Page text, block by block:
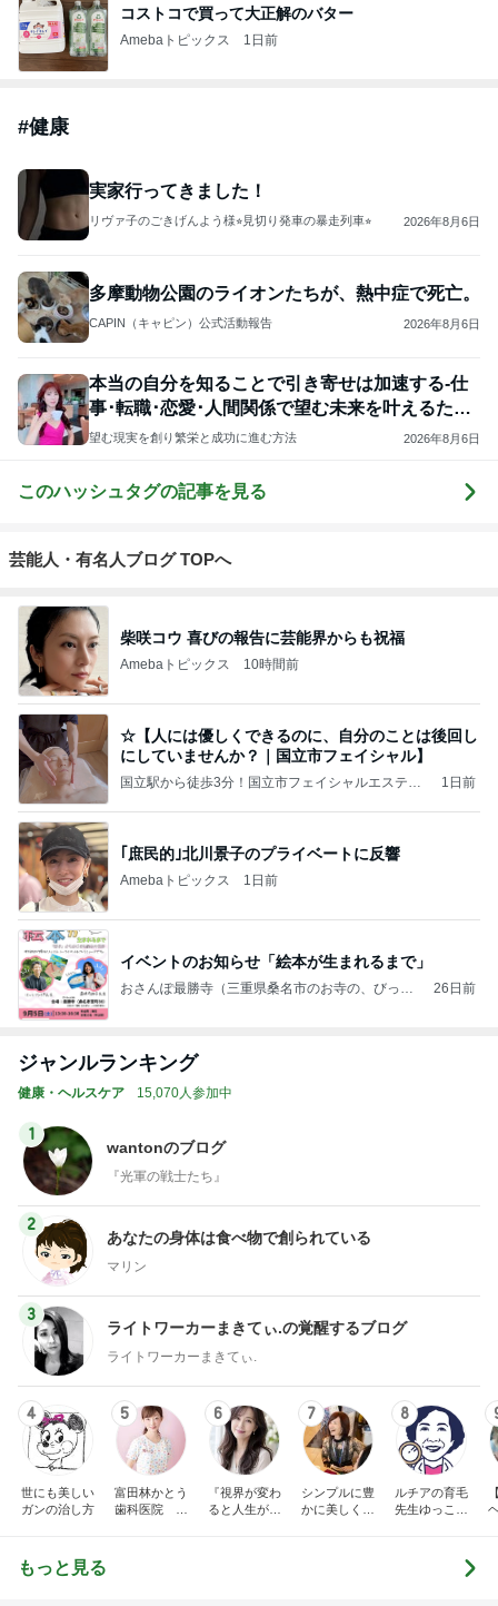
コストコで買って大正解のバター
Amebaトピックス 1日前
#健康
実家行ってきました！
リヴァ子のごきげんよう様⭐︎見切り発車の暴走列車⭐︎ 2026年8月6日
多摩動物公園のライオンたちが、熱中症で死亡。
CAPIN（キャピン）公式活動報告 2026年8月6日
本当の自分を知ることで引き寄せは加速する-仕
事･転職･恋愛･人間関係で望む未来を叶えるため
に
望む現実を創り繁栄と成功に進む方法 2026年8月6日
このハッシュタグの記事を見る
芸能人・有名人ブログ TOPへ
柴咲コウ 喜びの報告に芸能界からも祝福
Amebaトピックス 10時間前
☆【人には優しくできるのに、自分のことは後回し
にしていませんか？｜国立市フェイシャル】
国立駅から徒歩3分！国立市フェイシャルエステ&
i
1日前
｢庶民的｣北川景子のプライベートに反響
Amebaトピックス 1日前
イベントのお知らせ「絵本が生まれるまで」
おさんぽ最勝寺（三重県桑名市のお寺の、びっく
26日前
ジャンルランキング
健康・ヘルスケア 15,070人参加中
1
wantonのブログ
『光軍の戦士たち』
2
あなたの身体は食べ物で創られている
マリン
3
ライトワーカーまきてぃ.の覚醒するブログ
ライトワーカーまきてぃ.
4
世にも美しい
ガンの治し方
5
富田林かとう
歯科医院 み
6
『視界が変わ
ると人生が変
7
シンプルに豊
かに美しく自
8
ルチアの育毛
先生ゆっこち
もっと見る